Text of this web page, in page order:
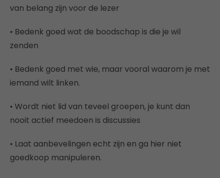
van belang zijn voor de lezer
• Bedenk goed wat de boodschap is die je wil
zenden
• Bedenk goed met wie, maar vooral waarom je met
iemand wilt linken.
• Wordt niet lid van teveel groepen, je kunt dan
nooit actief meedoen is discussies
• Laat aanbevelingen echt zijn en ga hier niet
goedkoop manipuleren.